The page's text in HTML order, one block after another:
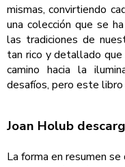
mismas, convirtiendo
una colección que se
las tradiciones de
tan rico y detallado
camino hacia la
desafíos, pero este libro
Joan Holub
La forma en resumen